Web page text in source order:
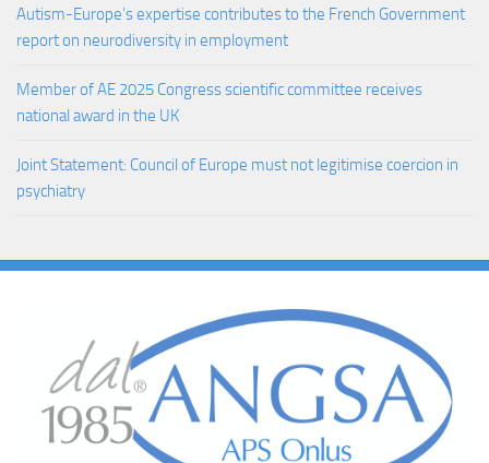
Autism-Europe’s expertise contributes to the French Government
report on neurodiversity in employment
Member of AE 2025 Congress scientific committee receives
national award in the UK
Joint Statement: Council of Europe must not legitimise coercion in
psychiatry